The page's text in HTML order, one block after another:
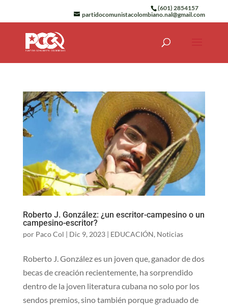
(601) 2854157
partidocomunistacolombiano.nal@gmail.com
Roberto J. González: ¿un escritor-campesino o un
campesino-escritor?
por Paco Col | Dic 9, 2023| EDUCACIÓN, Noticias
Roberto J. González es un joven que, ganador de dos
becas de creación recientemente, ha sorprendido
dentro de la joven literatura cubana no solo por los
sendos premios, sino también porque graduado de